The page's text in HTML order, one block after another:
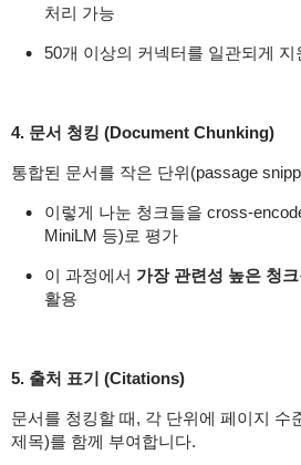
처리 가능
50개 이상의 커넥터를 일관되게 지
4. 문서 청킹 (Document Chunking)
통합된 문서를 작은 단위(passage
이렇게 나눈 청크들을 cross-
MiniLM 등)로 평가
이 과정에서 가장 관련성 높은 청크
활용
5. 출처 표기 (Citations)
문서를 청킹할 때, 각 단위에 페이지 수
제목)를 함께 부여합니다.